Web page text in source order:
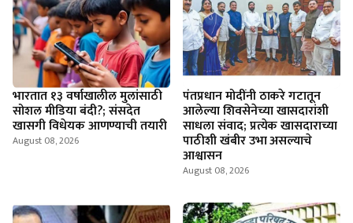
भारतात १३ वर्षाखालील मुलांसाठी
सोशल मीडिया बंदी?; संसदेत
खासगी विधेयक आणण्याची तयारी
August 08, 2026
पंतप्रधान मोदींनी ठाकरे गटातून
आलेल्या शिवसेनेच्या खासदारांशी
साधला संवाद; प्रत्येक खासदाराच्या
पाठीशी खंबीर उभा असल्याचे
आश्वासन
August 08, 2026